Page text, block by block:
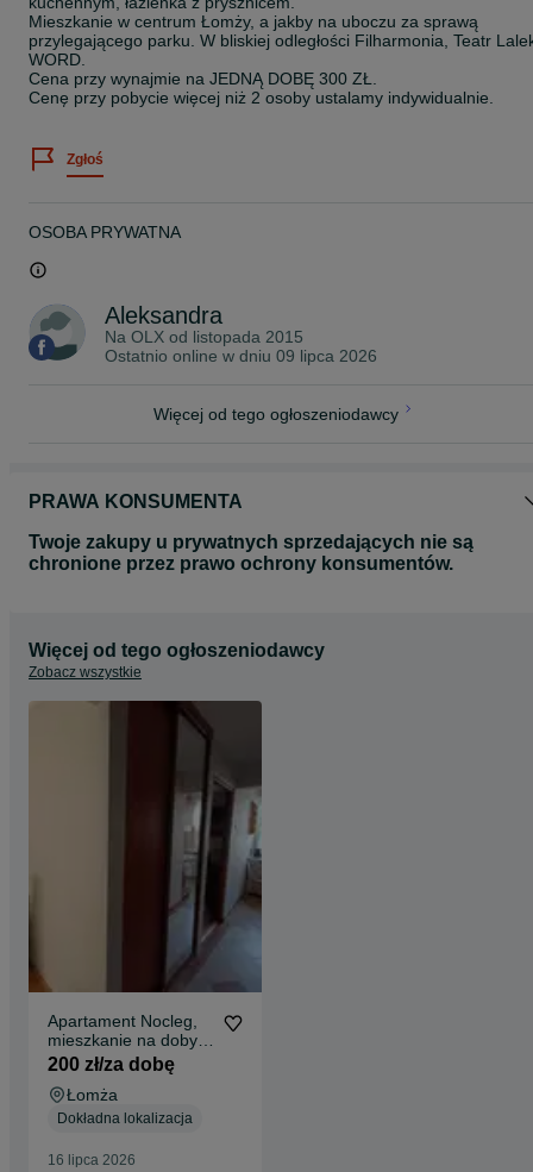
Mieszkanie w centrum Łomży, a jakby na uboczu za sprawą
przylegającego parku. W bliskiej odległości Filharmonia, Teatr
WORD.
Cena przy wynajmie na JEDNĄ DOBĘ 300 ZŁ.
Cenę przy pobycie więcej niż 2 osoby ustalamy indywidualnie.
Zgłoś
OSOBA PRYWATNA
Aleksandra
Na OLX od listopada 2015
Ostatnio online w dniu 09 lipca 2026
Więcej od tego ogłoszeniodawcy
PRAWA KONSUMENTA
Twoje zakupy u prywatnych sprzedających nie są
chronione przez prawo ochrony konsumentów.
Więcej od tego ogłoszeniodawcy
Zobacz wszystkie
Apartament Nocleg,
mieszkanie na doby,
prawo jazdy
200 zł/za dobę
Łomża
Dokładna lokalizacja
16 lipca 2026